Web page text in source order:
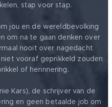
stap voor stap.
jou en de wereldbevolking
om na te gaan denken over
nooit over nagedacht
vooraf geprikkeld zouden
of herinnering.
Kars), de schrijver van de
en geen betaalde job om